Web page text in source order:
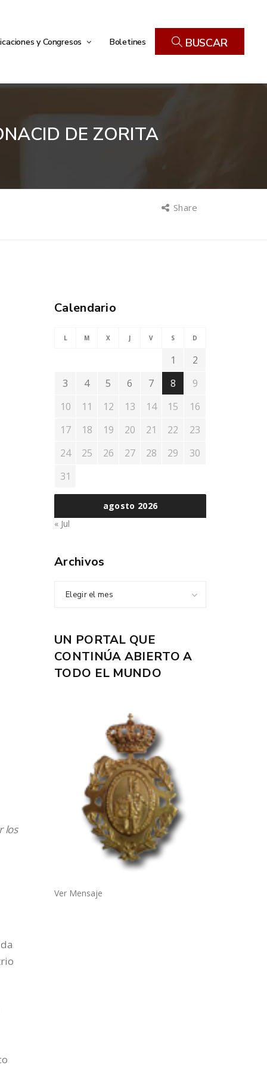
y Congresos Boletines BUSCAR
DE ZORITA
Share
los
Calendario
agosto 2026
L M X J V S D
1
2
3
4 5 6 7 8
9
10
11 12 13 14 15
16
17
18 19 20 21 22
23
24
25 26 27 28 29
30
31
« Jul
Archivos
Elegir el mes
UN PORTAL QUE
CONTINÚA ABIERTO A
TODO EL MUNDO
Ver Mensaje